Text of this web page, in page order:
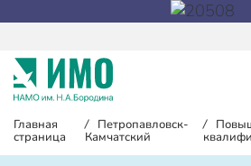
Главная
страница
/ Петропавловск-
Камчатский
/